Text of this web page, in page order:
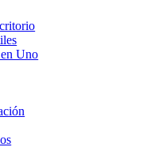
Uno